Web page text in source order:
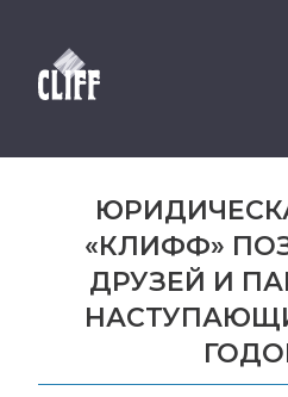
«КЛИФФ»
ДРУЗЕЙ И